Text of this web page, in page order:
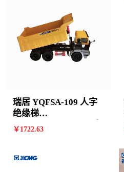
瑞居 YQFSA-109 人字
绝缘梯
2540*655*1725mm8阶
￥ 1722.63